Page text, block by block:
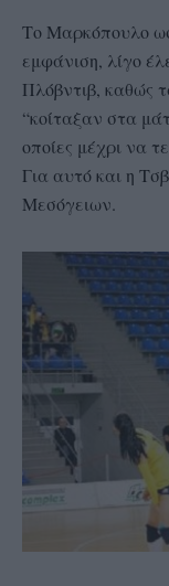
Το Μαρκόπουλο
εμφάνιση, λίγο
Πλόβντιβ, καθώς
“κοίταξαν στα
οποίες μέχρι να
Για αυτό και η
Μεσόγειων.